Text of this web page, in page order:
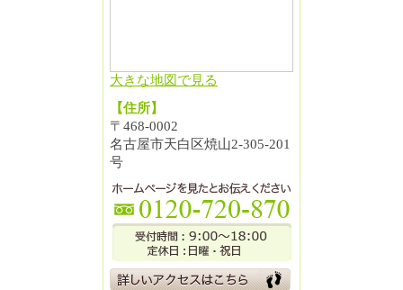
大きな地図で見る
【住所】
〒468-0002
名古屋市天白区焼山2-305-201
号